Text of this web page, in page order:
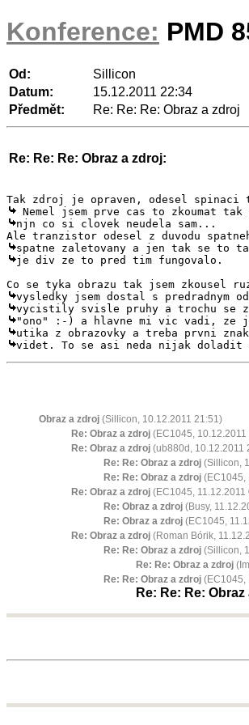
Konference: PMD
Od:
Sillicon
Datum:
15.12.2011 22:34
Předmět:
Re: Re: Re: Obraz a zdroj
Re: Re: Re: Obraz a zdroj:
njn co si clovek neudela sam...
je div ze to pred tim fungovalo.
videt. To se asi neda nijak doladit
Obraz a zdroj (Sillicon, 10.12.2011 21:51)
Re: Obraz a zdroj (EC1045, 10.12.2011
Re: Obraz a zdroj (ub880d, 10.12.2011
Re: Re: Obraz a zdroj (Sillicon,
Re: Re: Obraz a zdroj (EC1045,
Re: Obraz a zdroj (EC1045, 11.12.2011
Re: Obraz a zdroj (Busy,
Re: Obraz a zdroj (EC1045,
Re: Obraz a zdroj (Roman Bórik,
Re: Re: Obraz a zdroj (Sillicon,
Re: Re: Obraz a zdroj
Re: Re: Obraz a zdroj (EC1045,
Re: Re: Re: